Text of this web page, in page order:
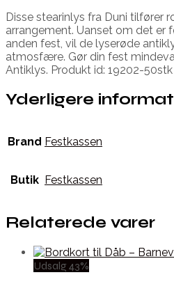
Disse stearinlys fra Duni tilfører
arrangement. Uanset om det er
anden fest, vil de lyserøde
atmosfære. Gør din fest
Antiklys. Produkt id: 19202-50stk
Yderligere
Brand Festkassen
Butik Festkassen
Relaterede varer
Udsalg 43%